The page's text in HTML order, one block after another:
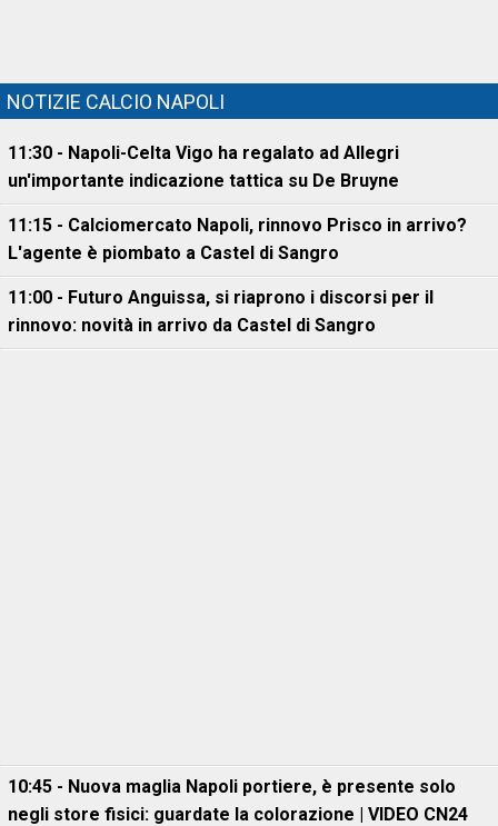
NOTIZIE CALCIO NAPOLI
11:30 - Napoli-Celta Vigo ha regalato ad Allegri
un'importante indicazione tattica su De Bruyne
11:15 - Calciomercato Napoli, rinnovo Prisco in arrivo?
L'agente è piombato a Castel di Sangro
11:00 - Futuro Anguissa, si riaprono i discorsi per il
rinnovo: novità in arrivo da Castel di Sangro
10:45 - Nuova maglia Napoli portiere, è presente solo
negli store fisici: guardate la colorazione | VIDEO CN24